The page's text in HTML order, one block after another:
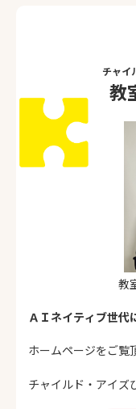
チャイ
教
教
ＡＩネイティブ世代
ホームページをご覧
チャイルド・アイズ